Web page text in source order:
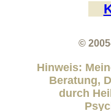
©
Hinweis:
Beratung,
durch